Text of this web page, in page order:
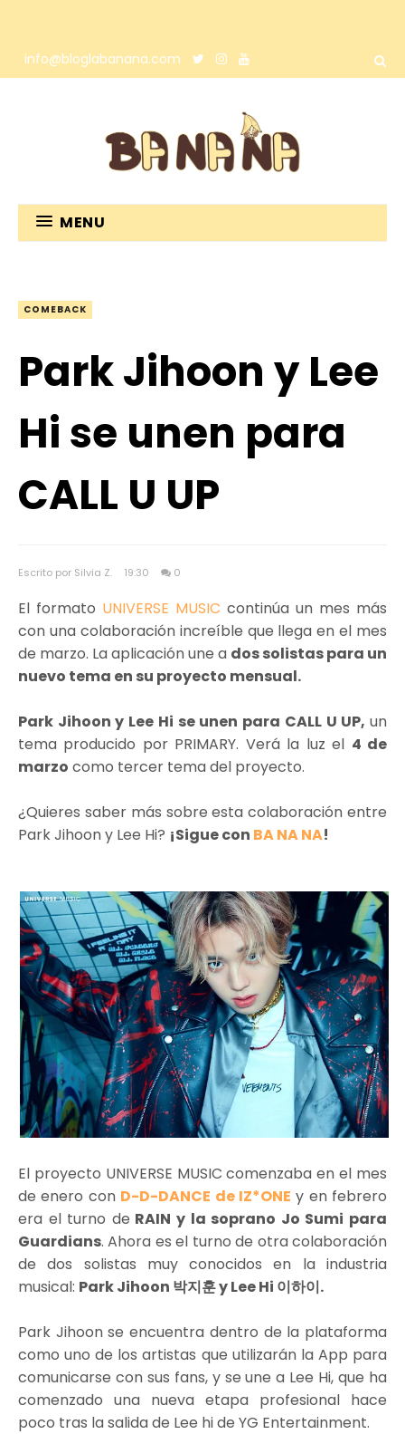
info@bloglabanana.com
MENU
COMEBACK
Park Jihoon y Lee
Hi se unen para
CALL U UP
Escrito por Silvia Z. 19:30 0
El formato UNIVERSE MUSIC continúa un mes más
con una colaboración increíble que llega en el mes
de marzo. La aplicación une a dos solistas para un
nuevo tema en su proyecto mensual.
Park Jihoon y Lee Hi se unen para CALL U UP, un
tema producido por PRIMARY. Verá la luz el 4 de
marzo como tercer tema del proyecto.
¿Quieres saber más sobre esta colaboración entre
Park Jihoon y Lee Hi? ¡Sigue con BA NA NA!
El proyecto UNIVERSE MUSIC comenzaba en el mes
de enero con D-D-DANCE de IZ*ONE y en febrero
era el turno de RAIN y la soprano Jo Sumi para
Guardians. Ahora es el turno de otra colaboración
de dos solistas muy conocidos en la industria
musical: Park Jihoon 박지훈 y Lee Hi 이하이.
Park Jihoon se encuentra dentro de la plataforma
como uno de los artistas que utilizarán la App para
comunicarse con sus fans, y se une a Lee Hi, que ha
comenzado una nueva etapa profesional hace
poco tras la salida de Lee hi de YG Entertainment.